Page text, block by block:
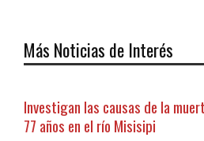
Más Noticias de Interés
Investigan las causas de la
77 años en el río Misisipi